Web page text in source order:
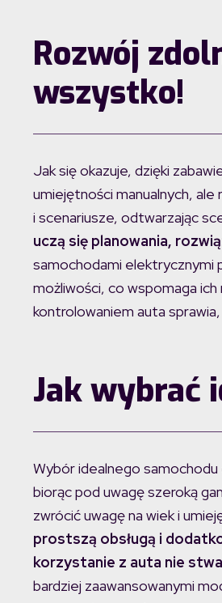
Rozwój
wszystko!
Jak się okazuje, dzięki
umiejętności manualnych,
i scenariusze, odtwarzając
uczą się planowania,
samochodami elektrycznymi
możliwości, co wspomaga
kontrolowaniem auta
Jak wybrać
Wybór idealnego
biorąc pod uwagę szeroką
zwrócić uwagę na wiek i
prostszą obsługą i
korzystanie z auta nie
bardziej zaawansowanymi